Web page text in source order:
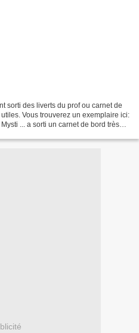
sorti des liverts du prof ou carnet de
Vous trouverez un exemplaire ici:
... a sorti un carnet de bord très